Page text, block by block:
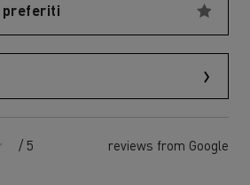
preferiti
/ 5 reviews from Google